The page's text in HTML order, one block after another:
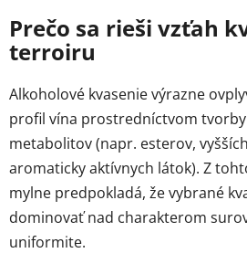
Prečo sa rieši vzťah
terroiru
Alkoholové kvasenie výrazne
profil vína prostredníctvom
metabolitov (napr. esterov,
aromaticky aktívnych látok). Z
mylne predpokladá, že vybrané
dominovať nad charakterom
uniformite.